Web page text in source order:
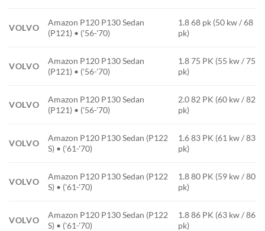
VOLVO
Amazon P120 P130 Sedan
(P121) • ('56-'70)
1.8 68 pk (50 kw / 68
pk)
VOLVO
Amazon P120 P130 Sedan
(P121) • ('56-'70)
1.8 75 PK (55 kw / 75
pk)
VOLVO
Amazon P120 P130 Sedan
(P121) • ('56-'70)
2.0 82 PK (60 kw / 82
pk)
VOLVO
Amazon P120 P130 Sedan (P122
S) • ('61-'70)
1.6 83 PK (61 kw / 83
pk)
VOLVO
Amazon P120 P130 Sedan (P122
S) • ('61-'70)
1.8 80 PK (59 kw / 80
pk)
VOLVO
Amazon P120 P130 Sedan (P122
S) • ('61-'70)
1.8 86 PK (63 kw / 86
pk)